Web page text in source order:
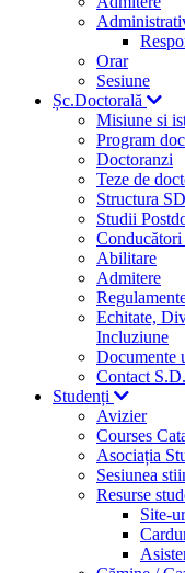
Orar
Sesiune
Șc.Doctorală
Misiune si
Program
Doctoranzi
Teze de
Structura
Studii
Abilitare
Admitere
Echitate,
Incluziune
Documente
Contact
Studenți
Avizier
Courses
Asociația
Sesiunea
Resurse
Site-